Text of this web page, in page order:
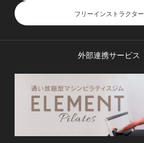
フリーインストラクター
外部連携サービス